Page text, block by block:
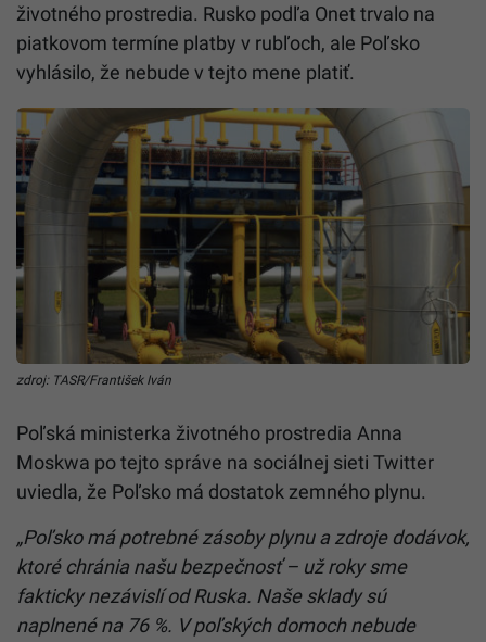
životného prostredia. Rusko podľa Onet trvalo na
piatkovom termíne platby v rubľoch, ale Poľsko
vyhlásilo, že nebude v tejto mene platiť.
zdroj: TASR/František Iván
Poľská ministerka životného prostredia Anna
Moskwa po tejto správe na sociálnej sieti Twitter
uviedla, že Poľsko má dostatok zemného plynu.
„Poľsko má potrebné zásobyplynua zdroje dodávok,
ktoré chránia našu bezpečnosť – už roky sme
fakticky nezávislí od Ruska. Naše sklady sú
naplnené na 76 %. V poľských domoch nebude